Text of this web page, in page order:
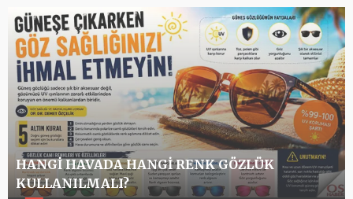
HANGI HAVADA HANGI RENK GÖZLÜK
KULLANILMALI?